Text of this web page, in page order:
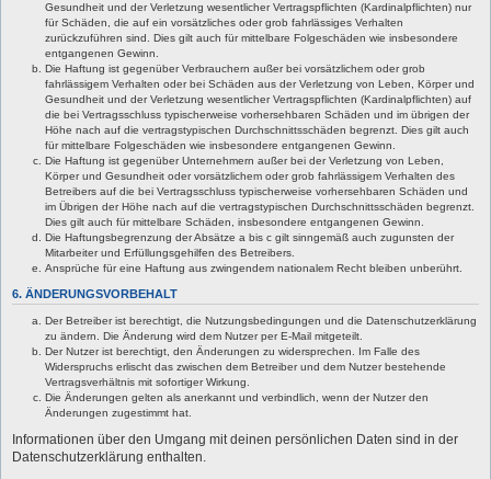
Gesundheit und der Verletzung wesentlicher Vertragspflichten (Kardinalpflichten) nur
für Schäden, die auf ein vorsätzliches oder grob fahrlässiges Verhalten
zurückzuführen sind. Dies gilt auch für mittelbare Folgeschäden wie insbesondere
entgangenen Gewinn.
Die Haftung ist gegenüber Verbrauchern außer bei vorsätzlichem oder grob
fahrlässigem Verhalten oder bei Schäden aus der Verletzung von Leben, Körper und
Gesundheit und der Verletzung wesentlicher Vertragspflichten (Kardinalpflichten) auf
die bei Vertragsschluss typischerweise vorhersehbaren Schäden und im übrigen der
Höhe nach auf die vertragstypischen Durchschnittsschäden begrenzt. Dies gilt auch
für mittelbare Folgeschäden wie insbesondere entgangenen Gewinn.
Die Haftung ist gegenüber Unternehmern außer bei der Verletzung von Leben,
Körper und Gesundheit oder vorsätzlichem oder grob fahrlässigem Verhalten des
Betreibers auf die bei Vertragsschluss typischerweise vorhersehbaren Schäden und
im Übrigen der Höhe nach auf die vertragstypischen Durchschnittsschäden begrenzt.
Dies gilt auch für mittelbare Schäden, insbesondere entgangenen Gewinn.
Die Haftungsbegrenzung der Absätze a bis c gilt sinngemäß auch zugunsten der
Mitarbeiter und Erfüllungsgehilfen des Betreibers.
Ansprüche für eine Haftung aus zwingendem nationalem Recht bleiben unberührt.
6. ÄNDERUNGSVORBEHALT
Der Betreiber ist berechtigt, die Nutzungsbedingungen und die Datenschutzerklärung
zu ändern. Die Änderung wird dem Nutzer per E-Mail mitgeteilt.
Der Nutzer ist berechtigt, den Änderungen zu widersprechen. Im Falle des
Widerspruchs erlischt das zwischen dem Betreiber und dem Nutzer bestehende
Vertragsverhältnis mit sofortiger Wirkung.
Die Änderungen gelten als anerkannt und verbindlich, wenn der Nutzer den
Änderungen zugestimmt hat.
Informationen über den Umgang mit deinen persönlichen Daten sind in der
Datenschutzerklärung enthalten.